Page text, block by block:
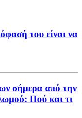
του είναι να
σήμερα από την
Πού και τι